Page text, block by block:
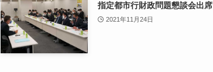
指定都市行財政問題懇談会出席
2021年11月24日